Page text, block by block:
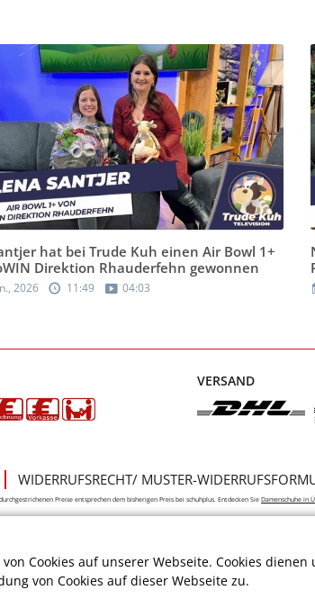
hat bei Trude Kuh einen Air Bowl 1+
Direktion Rhauderfehn gewonnen
2026 11:49 04:03
VERSAND
WIDERRUFSRECHT/ MUSTER-
Preise entsprechen dem bisherigen Preis bei schuhplus. Entdecken Sie Damenschuhe in
Cookies auf unserer Webseite. Cookies
von Cookies auf dieser Webseite zu.